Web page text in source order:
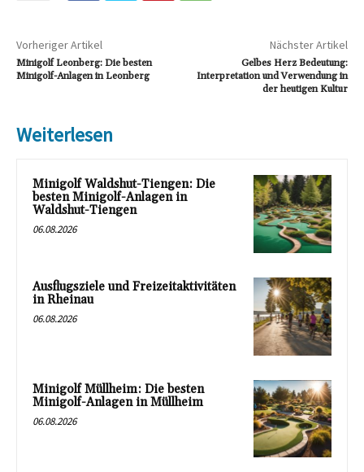
Vorheriger Artikel
Minigolf Leonberg: Die besten
Minigolf-Anlagen in Leonberg
Nächster Artikel
Gelbes Herz Bedeutung:
Interpretation und Verwendung in
der heutigen Kultur
Weiterlesen
Minigolf Waldshut-Tiengen: Die
besten Minigolf-Anlagen in
Waldshut-Tiengen
06.08.2026
Ausflugsziele und Freizeitaktivitäten
in Rheinau
06.08.2026
Minigolf Müllheim: Die besten
Minigolf-Anlagen in Müllheim
06.08.2026